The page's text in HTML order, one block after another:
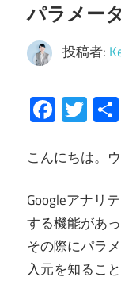
パラメー
投稿者:
こんにちは。
Googleアナリ
する機能があっ
その際にパラ
入元を知るこ